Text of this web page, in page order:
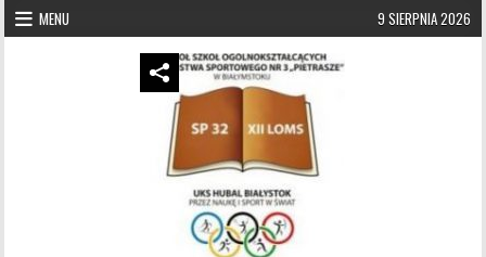
Skip to content
MENU 9 SIERPNIA 2026